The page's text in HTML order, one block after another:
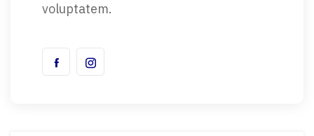
voluptatem.